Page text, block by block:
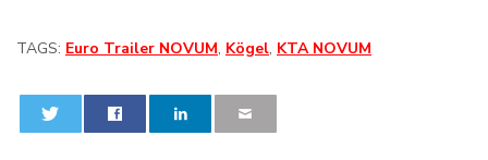
TAGS: Euro Trailer NOVUM, Kögel, KTA NOVUM